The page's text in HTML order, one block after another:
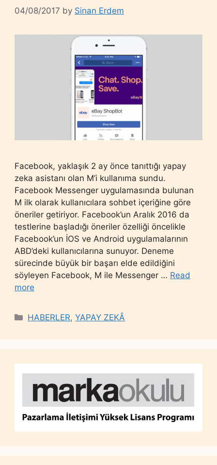
04/08/2017 by Sinan Erdem
Facebook, yaklaşık 2 ay önce tanıttığı yapay
zeka asistanı olan M’i kullanıma sundu.
Facebook Messenger uygulamasında bulunan
M ilk olarak kullanıcılara sohbet içeriğine göre
öneriler getiriyor. Facebook’un Aralık 2016 da
testlerine başladığı öneriler özelliği öncelikle
Facebook’un İOS ve Android uygulamalarının
ABD’deki kullanıcılarına sunuyor. Deneme
sürecinde büyük bir başarı elde edildiğini
söyleyen Facebook, M ile Messenger … Read
more
Categories
HABERLER,YAPAY ZEKÂ